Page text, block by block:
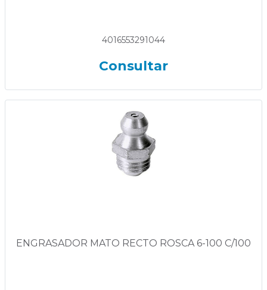
4016553291044
Consultar
ENGRASADOR MATO RECTO ROSCA 6-100 C/100